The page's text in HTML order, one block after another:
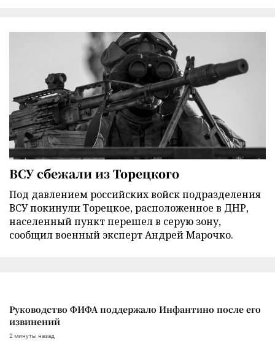
ВСУ сбежали из Торецкого
Под давлением российских войск подразделения
ВСУ покинули Торецкое, расположенное в ДНР,
населенный пункт перешел в серую зону,
сообщил военный эксперт Андрей Марочко.
Руководство ФИФА поддержало Инфантино после его
извинений
2 минуты назад